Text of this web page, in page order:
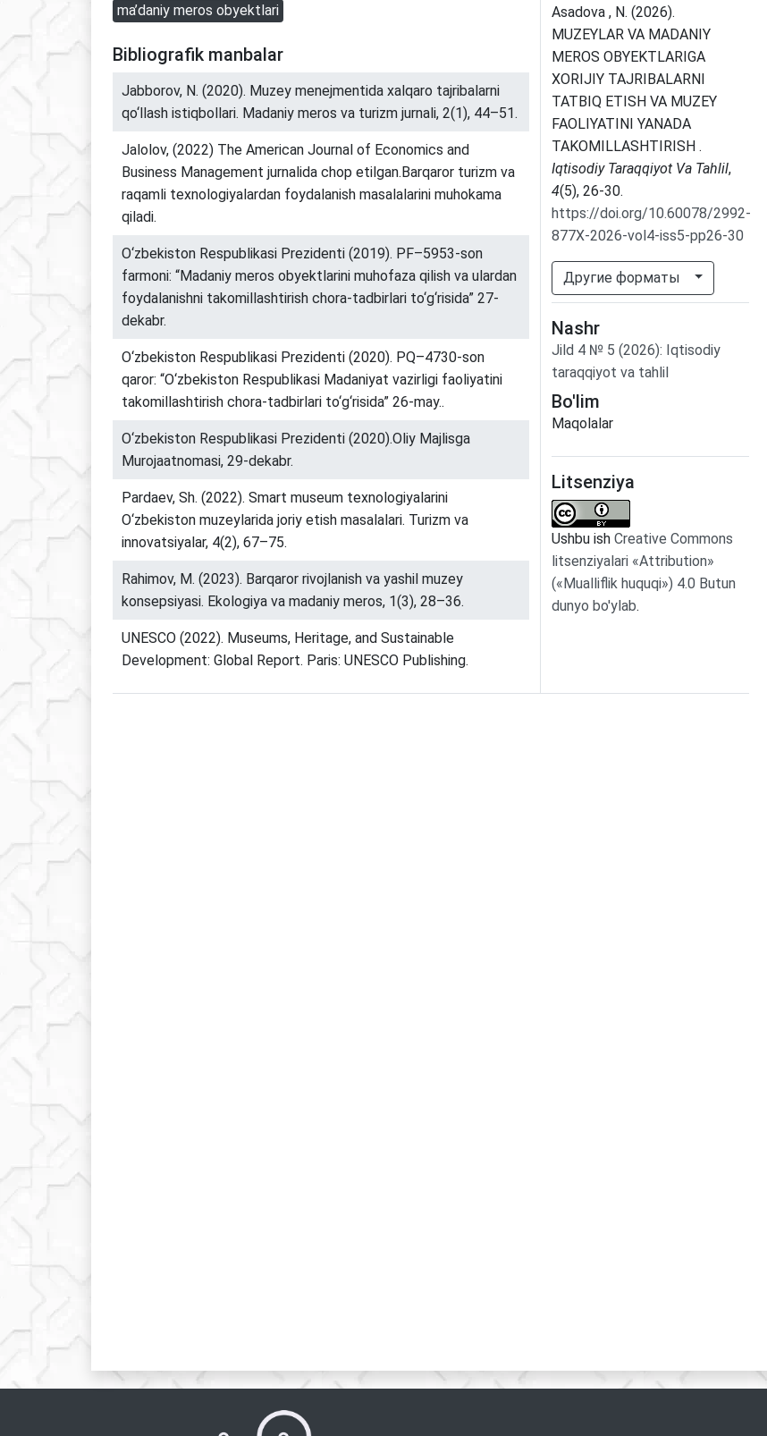
ma’daniy meros obyektlari
Bibliografik manbalar
Jabborov, N. (2020). Muzey menejmentida xalqaro tajribalarni
qo‘llash istiqbollari. Madaniy meros va turizm jurnali, 2(1), 44–51.
Jalolov, (2022) The American Journal of Economics and
Business Management jurnalida chop etilgan.Barqaror turizm va
raqamli texnologiyalardan foydalanish masalalarini muhokama
qiladi.
O‘zbekiston Respublikasi Prezidenti (2019). PF–5953-son
farmoni: “Madaniy meros obyektlarini muhofaza qilish va ulardan
foydalanishni takomillashtirish chora-tadbirlari to‘g‘risida” 27-
dekabr.
O‘zbekiston Respublikasi Prezidenti (2020). PQ–4730-son
qaror: “O‘zbekiston Respublikasi Madaniyat vazirligi faoliyatini
takomillashtirish chora-tadbirlari to‘g‘risida” 26-may..
O‘zbekiston Respublikasi Prezidenti (2020).Oliy Majlisga
Murojaatnomasi, 29-dekabr.
Pardaev, Sh. (2022). Smart museum texnologiyalarini
O‘zbekiston muzeylarida joriy etish masalalari. Turizm va
innovatsiyalar, 4(2), 67–75.
Rahimov, M. (2023). Barqaror rivojlanish va yashil muzey
konsepsiyasi. Ekologiya va madaniy meros, 1(3), 28–36.
UNESCO (2022). Museums, Heritage, and Sustainable
Development: Global Report. Paris: UNESCO Publishing.
Asadova , N. (2026).
MUZEYLAR VA MADANIY
MEROS OBYEKTLARIGA
XORIJIY TAJRIBALARNI
TATBIQ ETISH VA MUZEY
FAOLIYATINI YANADA
TAKOMILLASHTIRISH .
Iqtisodiy Taraqqiyot Va Tahlil,
4(5), 26-30.
https://doi.org/10.60078/2992-
877X-2026-vol4-iss5-pp26-30
Другие форматы
Nashr
Jild 4№ 5 (2026): Iqtisodiy
taraqqiyot va tahlil
Bo'lim
Maqolalar
Litsenziya
Ushbu ish Creative Commons
litsenziyalari «Attribution»
(«Mualliflik huquqi») 4.0 Butun
dunyo bo'ylab.